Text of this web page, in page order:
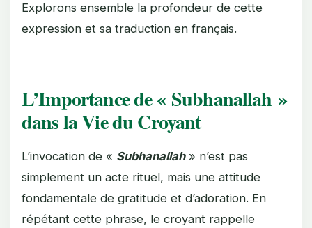
Explorons ensemble la profondeur de cette
expression et sa traduction en français.
L’Importance de « Subhanallah »
dans la Vie du Croyant
L’invocation de « Subhanallah» n’est pas
simplement un acte rituel, mais une attitude
fondamentale de gratitude et d’adoration. En
répétant cette phrase, le croyant rappelle